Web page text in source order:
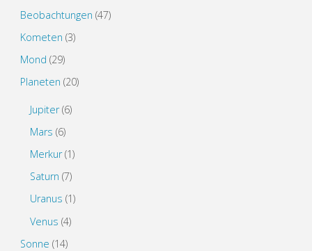
Beobachtungen (47)
Kometen (3)
Mond (29)
Planeten (20)
Jupiter(6)
Mars (6)
Merkur(1)
Saturn (7)
Uranus (1)
Venus (4)
Sonne (14)